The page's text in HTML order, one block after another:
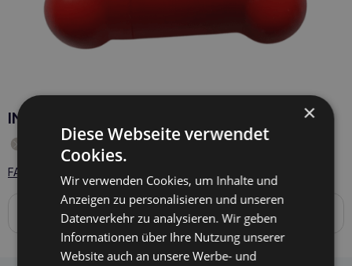
INPAR Beutelspender
Produkt vorübergehend nicht auf Lager
FAQ - 1 Fragen zum Produkt
Produktbeschreibung
Das Produkt steht nicht zum Verkauf.
×
Diese Webseite verwendet
Cookies.
Wir verwenden Cookies, um Inhalte und
Anzeigen zu personalisieren und unseren
Datenverkehr zu analysieren. Wir geben
Informationen über Ihre Nutzung unserer
Website auch an unsere Werbe- und